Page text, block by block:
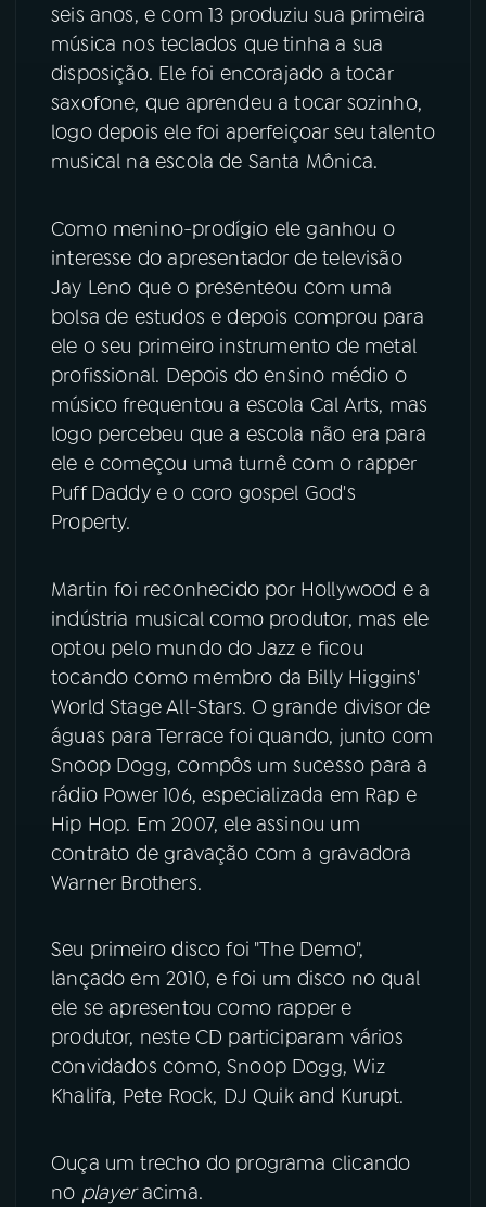
seis anos, e com 13 produziu sua primeira
música nos teclados que tinha a sua
disposição. Ele foi encorajado a tocar
saxofone, que aprendeu a tocar sozinho,
logo depois ele foi aperfeiçoar seu talento
musical na escola de Santa Mônica.
Como menino-prodígio ele ganhou o
interesse do apresentador de televisão
Jay Leno que o presenteou com uma
bolsa de estudos e depois comprou para
ele o seu primeiro instrumento de metal
profissional. Depois do ensino médio o
músico frequentou a escola Cal Arts, mas
logo percebeu que a escola não era para
ele e começou uma turnê com o rapper
Puff Daddy e o coro gospel God's
Property.
Martin foi reconhecido por Hollywood e a
indústria musical como produtor, mas ele
optou pelo mundo do Jazz e ficou
tocando como membro da Billy Higgins'
World Stage All-Stars. O grande divisor de
águas para Terrace foi quando, junto com
Snoop Dogg, compôs um sucesso para a
rádio Power 106, especializada em Rap e
Hip Hop. Em 2007, ele assinou um
contrato de gravação com a gravadora
Warner Brothers.
Seu primeiro disco foi "The Demo",
lançado em 2010, e foi um disco no qual
ele se apresentou como rapper e
produtor, neste CD participaram vários
convidados como, Snoop Dogg, Wiz
Khalifa, Pete Rock, DJ Quik and Kurupt.
Ouça um trecho do programa clicando
no playeracima.